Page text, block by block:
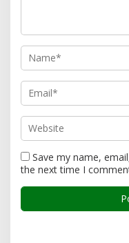
Save my name,
the next time I